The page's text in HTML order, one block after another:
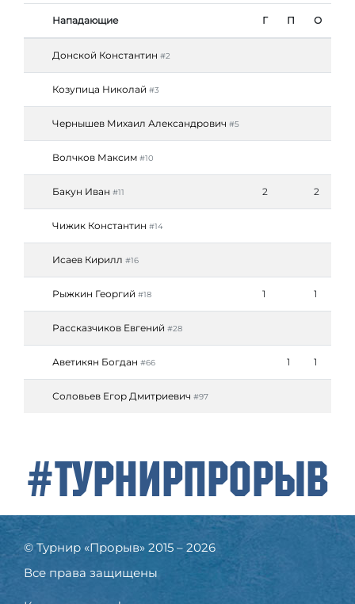
Нападающие Г П О
Донской Константин #2
Козупица Николай #3
Чернышев Михаил Александрович #5
Волчков Максим #10
Бакун Иван #11 2 2
Чижик Константин #14
Исаев Кирилл #16
Рыжкин Георгий #18 1 1
Рассказчиков Евгений #28
Аветикян Богдан #66 1 1
Соловьев Егор Дмитриевич #97
#ТурнирПрорыв
© Турнир «Прорыв» 2015 – 2026
Все права защищены